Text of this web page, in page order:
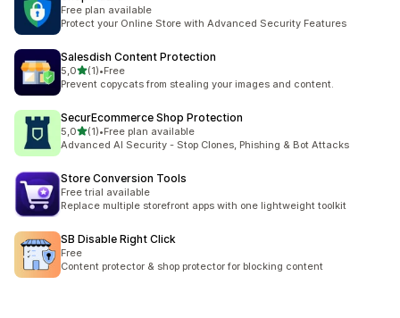
Free plan available
Protect your Online Store with Advanced Security Features
Salesdish Content Protection
5,0na 5 gwiazdek
(1)
Łączna liczba recenzji: 1
•Free
Prevent copycats from stealing your images and content.
SecurEcommerce Shop Protection
5,0na 5 gwiazdek
(1)
Łączna liczba recenzji: 1
•Free plan available
Advanced AI Security - Stop Clones, Phishing & Bot Attacks
Store Conversion Tools
Free trial available
Replace multiple storefront apps with one lightweight toolkit
SB Disable Right Click
Free
Content protector & shop protector for blocking content